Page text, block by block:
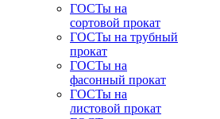
ГОСТы на
сортовой прокат
ГОСТы на трубный
прокат
ГОСТы на
фасонный прокат
ГОСТы на
листовой прокат